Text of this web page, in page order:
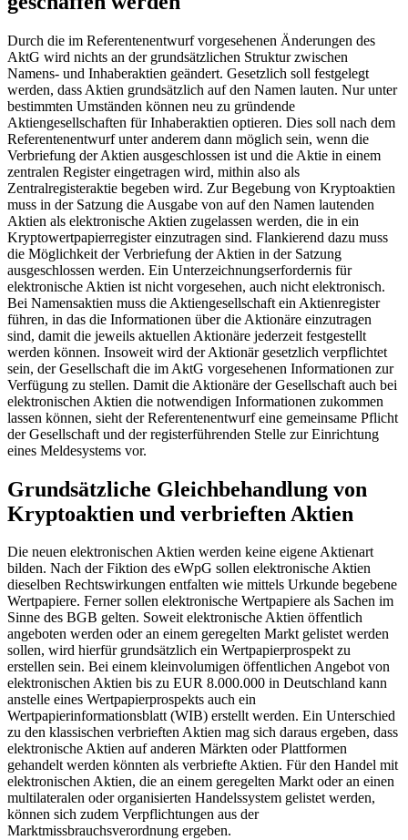
Durch die im Referentenentwurf vorgesehenen Änderungen des
AktG wird nichts an der grundsätzlichen Struktur zwischen
Namens- und Inhaberaktien geändert. Gesetzlich soll festgelegt
werden, dass Aktien grundsätzlich auf den Namen lauten. Nur unter
bestimmten Umständen können neu zu gründende
Aktiengesellschaften für Inhaberaktien optieren. Dies soll nach dem
Referentenentwurf unter anderem dann möglich sein, wenn die
Verbriefung der Aktien ausgeschlossen ist und die Aktie in einem
zentralen Register eingetragen wird, mithin also als
Zentralregisteraktie begeben wird. Zur Begebung von Kryptoaktien
muss in der Satzung die Ausgabe von auf den Namen lautenden
Aktien als elektronische Aktien zugelassen werden, die in ein
Kryptowertpapierregister einzutragen sind. Flankierend dazu muss
die Möglichkeit der Verbriefung der Aktien in der Satzung
ausgeschlossen werden. Ein Unterzeichnungserfordernis für
elektronische Aktien ist nicht vorgesehen, auch nicht elektronisch.
Bei Namensaktien muss die Aktiengesellschaft ein Aktienregister
führen, in das die Informationen über die Aktionäre einzutragen
sind, damit die jeweils aktuellen Aktionäre jederzeit festgestellt
werden können. Insoweit wird der Aktionär gesetzlich verpflichtet
sein, der Gesellschaft die im AktG vorgesehenen Informationen zur
Verfügung zu stellen. Damit die Aktionäre der Gesellschaft auch bei
elektronischen Aktien die notwendigen Informationen zukommen
lassen können, sieht der Referentenentwurf eine gemeinsame Pflicht
der Gesellschaft und der registerführenden Stelle zur Einrichtung
eines Meldesystems vor.
Grundsätzliche Gleichbehandlung von
Kryptoaktien und verbrieften Aktien
Die neuen elektronischen Aktien werden keine eigene Aktienart
bilden. Nach der Fiktion des eWpG sollen elektronische Aktien
dieselben Rechtswirkungen entfalten wie mittels Urkunde begebene
Wertpapiere. Ferner sollen elektronische Wertpapiere als Sachen im
Sinne des BGB gelten. Soweit elektronische Aktien öffentlich
angeboten werden oder an einem geregelten Markt gelistet werden
sollen, wird hierfür grundsätzlich ein Wertpapierprospekt zu
erstellen sein. Bei einem kleinvolumigen öffentlichen Angebot von
elektronischen Aktien bis zu EUR 8.000.000 in Deutschland kann
anstelle eines Wertpapierprospekts auch ein
Wertpapierinformationsblatt (WIB) erstellt werden. Ein Unterschied
zu den klassischen verbrieften Aktien mag sich daraus ergeben, dass
elektronische Aktien auf anderen Märkten oder Plattformen
gehandelt werden könnten als verbriefte Aktien. Für den Handel mit
elektronischen Aktien, die an einem geregelten Markt oder an einen
multilateralen oder organisierten Handelssystem gelistet werden,
können sich zudem Verpflichtungen aus der
Marktmissbrauchsverordnung ergeben.